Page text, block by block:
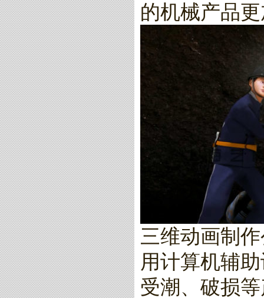
的机械产品
三维动画制
用计算机辅
受潮、破损